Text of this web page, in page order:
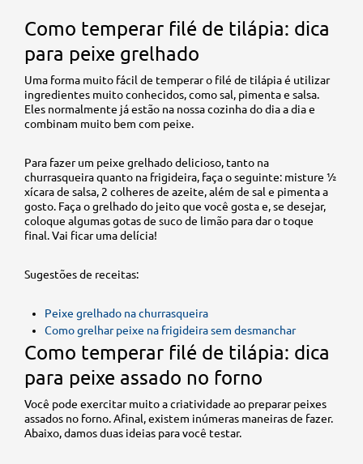
Como temperar filé de tilápia: dica
para peixe grelhado
Uma forma muito fácil de temperar o filé de tilápia é utilizar
ingredientes muito conhecidos, como sal, pimenta e salsa.
Eles normalmente já estão na nossa cozinha do dia a dia e
combinam muito bem com peixe.
Para fazer um peixe grelhado delicioso, tanto na
churrasqueira quanto na frigideira, faça o seguinte: misture ½
xícara de salsa, 2 colheres de azeite, além de sal e pimenta a
gosto. Faça o grelhado do jeito que você gosta e, se desejar,
coloque algumas gotas de suco de limão para dar o toque
final. Vai ficar uma delícia!
Sugestões de receitas:
Peixe grelhado na churrasqueira
Como grelhar peixe na frigideira sem desmanchar
Como temperar filé de tilápia: dica
para peixe assado no forno
Você pode exercitar muito a criatividade ao preparar peixes
assados no forno. Afinal, existem inúmeras maneiras de fazer.
Abaixo, damos duas ideias para você testar.